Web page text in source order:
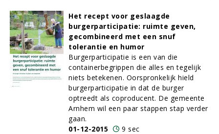
Het recept voor geslaagde
burgerparticipatie: ruimte geven,
gecombineerd met een snuf
tolerantie en humor
Burgerparticipatie is een van die
containerbegrippen die alles en tegelijk
niets betekenen. Oorspronkelijk hield
burgerparticipatie in dat de burger
optreedt als coproducent. De gemeente
Arnhem wil een paar stappen stap verder
gaan.
01-12-2015
9 sec